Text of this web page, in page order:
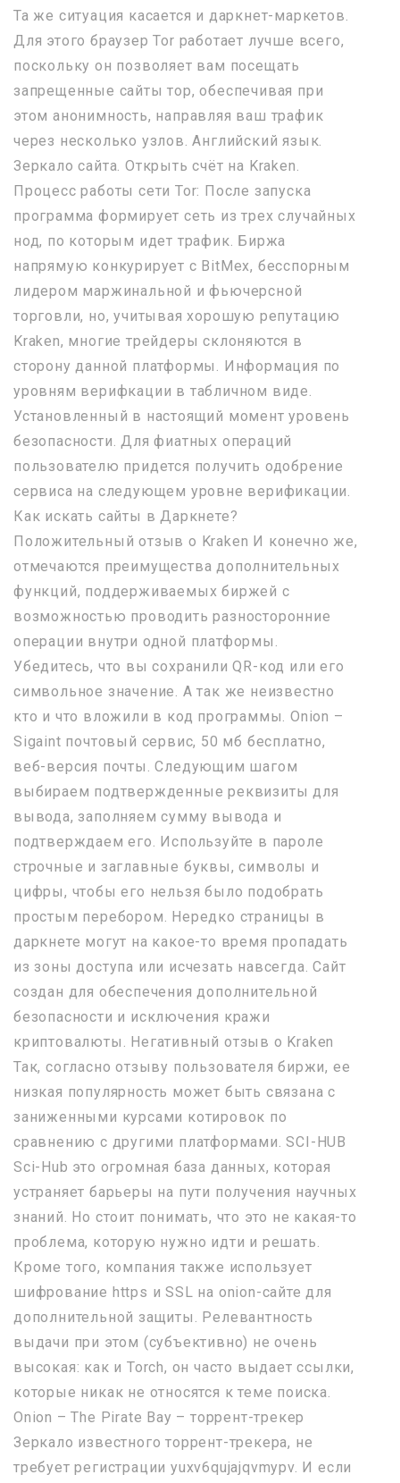
Та же ситуация касается и даркнет-маркетов.
Для этого браузер Tor работает лучше всего,
поскольку он позволяет вам посещать
запрещенные сайты тор, обеспечивая при
этом анонимность, направляя ваш трафик
через несколько узлов. Английский язык.
Зеркало сайта. Открыть счёт на Kraken.
Процесс работы сети Tor: После запуска
программа формирует сеть из трех случайных
нод, по которым идет трафик. Биржа
напрямую конкурирует с BitMex, бесспорным
лидером маржинальной и фьючерсной
торговли, но, учитывая хорошую репутацию
Kraken, многие трейдеры склоняются в
сторону данной платформы. Информация по
уровням верифкации в табличном виде.
Установленный в настоящий момент уровень
безопасности. Для фиатных операций
пользователю придется получить одобрение
сервиса на следующем уровне верификации.
Как искать сайты в Даркнете?
Положительный отзыв о Kraken И конечно же,
отмечаются преимущества дополнительных
функций, поддерживаемых биржей с
возможностью проводить разносторонние
операции внутри одной платформы.
Убедитесь, что вы сохранили QR-код или его
символьное значение. А так же неизвестно
кто и что вложили в код программы. Onion –
Sigaint почтовый сервис, 50 мб бесплатно,
веб-версия почты. Следующим шагом
выбираем подтвержденные реквизиты для
вывода, заполняем сумму вывода и
подтверждаем его. Используйте в пароле
строчные и заглавные буквы, символы и
цифры, чтобы его нельзя было подобрать
простым перебором. Нередко страницы в
даркнете могут на какое-то время пропадать
из зоны доступа или исчезать навсегда. Сайт
создан для обеспечения дополнительной
безопасности и исключения кражи
криптовалюты. Негативный отзыв о Kraken
Так, согласно отзыву пользователя биржи, ее
низкая популярность может быть связана с
заниженными курсами котировок по
сравнению с другими платформами. SCI-HUB
Sci-Hub это огромная база данных, которая
устраняет барьеры на пути получения научных
знаний. Но стоит понимать, что это не какая-то
проблема, которую нужно идти и решать.
Кроме того, компания также использует
шифрование https и SSL на onion-сайте для
дополнительной защиты. Релевантность
выдачи при этом (субъективно) не очень
высокая: как и Torch, он часто выдает ссылки,
которые никак не относятся к теме поиска.
Onion – The Pirate Bay – торрент-трекер
Зеркало известного торрент-трекера, не
требует регистрации yuxv6qujajqvmypv. И если